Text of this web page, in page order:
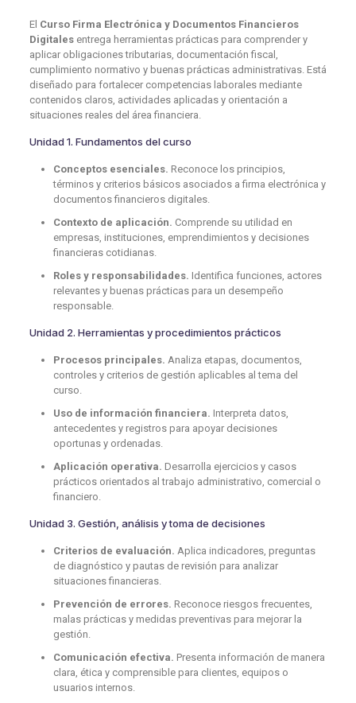
El Curso Firma Electrónica y Documentos Financieros
Digitalesentrega herramientas prácticas para comprender y
aplicar obligaciones tributarias, documentación fiscal,
cumplimiento normativo y buenas prácticas administrativas. Está
diseñado para fortalecer competencias laborales mediante
contenidos claros, actividades aplicadas y orientación a
situaciones reales del área financiera.
Unidad 1. Fundamentos del curso
Conceptos esenciales. Reconoce los principios,
términos y criterios básicos asociados a firma electrónica y
documentos financieros digitales.
Contexto de aplicación. Comprende su utilidad en
empresas, instituciones, emprendimientos y decisiones
financieras cotidianas.
Roles y responsabilidades. Identifica funciones, actores
relevantes y buenas prácticas para un desempeño
responsable.
Unidad 2. Herramientas y procedimientos prácticos
Procesos principales. Analiza etapas, documentos,
controles y criterios de gestión aplicables al tema del
curso.
Uso de información financiera. Interpreta datos,
antecedentes y registros para apoyar decisiones
oportunas y ordenadas.
Aplicación operativa. Desarrolla ejercicios y casos
prácticos orientados al trabajo administrativo, comercial o
financiero.
Unidad 3. Gestión, análisis y toma de decisiones
Criterios de evaluación. Aplica indicadores, preguntas
de diagnóstico y pautas de revisión para analizar
situaciones financieras.
Prevención de errores. Reconoce riesgos frecuentes,
malas prácticas y medidas preventivas para mejorar la
gestión.
Comunicación efectiva. Presenta información de manera
clara, ética y comprensible para clientes, equipos o
usuarios internos.